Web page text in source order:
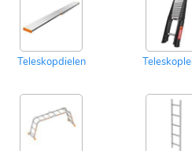
Teleskopdielen